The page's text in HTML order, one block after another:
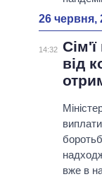
26 червня,
14:32
від
вже в